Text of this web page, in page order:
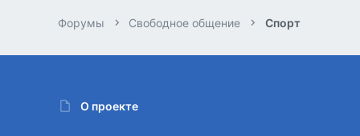
Форумы Свободное общение Спорт
О проекте